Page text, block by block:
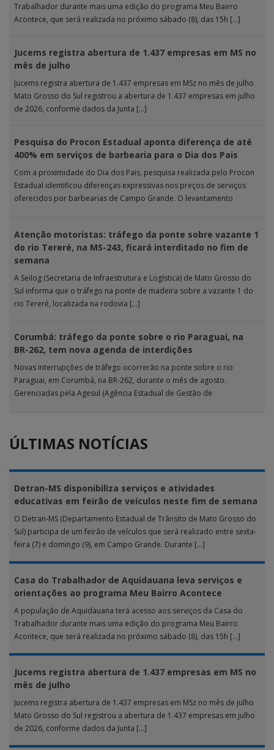
Trabalhador durante mais uma edição do programa Meu Bairro
Acontece, que será realizada no próximo sábado (8), das 15h […]
Jucems registra abertura de 1.437 empresas em MS no
mês de julho
Jucems registra abertura de 1.437 empresas em MSz no mês de julho
Mato Grosso do Sul registrou a abertura de 1.437 empresas em julho
de 2026, conforme dados da Junta […]
Pesquisa do Procon Estadual aponta diferença de até
400% em serviços de barbearia para o Dia dos Pais
Com a proximidade do Dia dos Pais, pesquisa realizada pelo Procon
Estadual identificou diferenças expressivas nos preços de serviços
oferecidos por barbearias de Campo Grande. O levantamento
Atenção motoristas: tráfego da ponte sobre vazante 1
do rio Tereré, na MS-243, ficará interditado no fim de
semana
A Seilog (Secretaria de Infraestrutura e Logística) de Mato Grosso do
Sul informa que o tráfego na ponte de madeira sobre a vazante 1 do
rio Tereré, localizada na rodovia […]
Corumbá: tráfego da ponte sobre o rio Paraguai, na
BR-262, tem nova agenda de interdições
Novas interrupções de tráfego ocorrerão na ponte sobre o rio
Paraguai, em Corumbá, na BR-262, durante o mês de agosto.
Gerenciadas pela Agesul (Agência Estadual de Gestão de
ÚLTIMAS NOTÍCIAS
Detran-MS disponibiliza serviços e atividades
educativas em feirão de veículos neste fim de semana
O Detran-MS (Departamento Estadual de Trânsito de Mato Grosso do
Sul) participa de um feirão de veículos que será realizado entre sexta-
feira (7) e domingo (9), em Campo Grande. Durante […]
Casa do Trabalhador de Aquidauana leva serviços e
orientações ao programa Meu Bairro Acontece
A população de Aquidauana terá acesso aos serviços da Casa do
Trabalhador durante mais uma edição do programa Meu Bairro
Acontece, que será realizada no próximo sábado (8), das 15h […]
Jucems registra abertura de 1.437 empresas em MS no
mês de julho
Jucems registra abertura de 1.437 empresas em MSz no mês de julho
Mato Grosso do Sul registrou a abertura de 1.437 empresas em julho
de 2026, conforme dados da Junta […]